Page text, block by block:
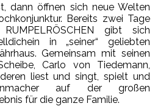
dann öffnen sich neue Welten
Bereits zwei Tage
gibt sich
in „seiner“ geliebten
Gemeinsam mit seinen
Carlo von Tiedemann,
liest und singt, spielt und
auf der großen
für die ganze Familie.